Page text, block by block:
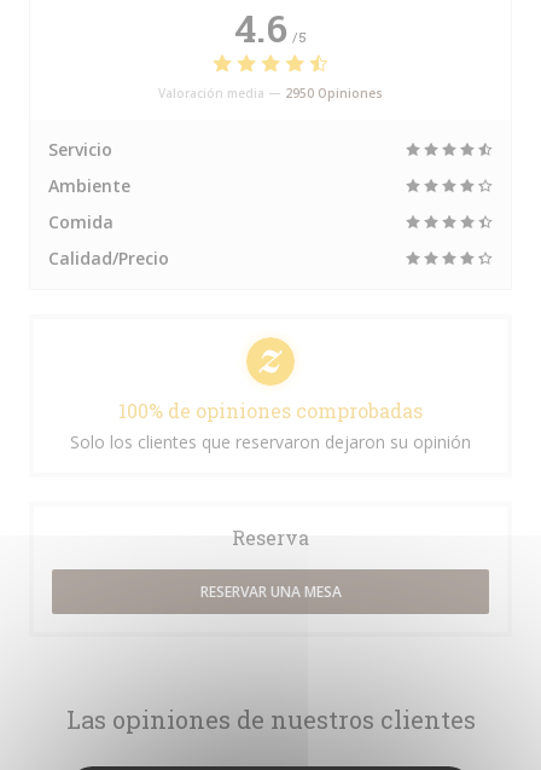
Las opiniones de nuestros clientes
4.6 /5
Valoración media — 2950 Opiniones
Servicio
Ambiente
Comida
Calidad/Precio
100% de opiniones comprobadas
Solo los clientes que reservaron dejaron su opinión
Reserva
RESERVAR UNA MESA